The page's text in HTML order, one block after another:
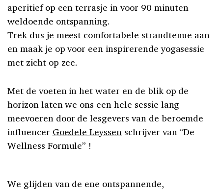
aperitief op een terrasje in voor 90 minuten
weldoende ontspanning.
Trek dus je meest comfortabele strandtenue aan
en maak je op voor een inspirerende yogasessie
met zicht op zee.
Met de voeten in het water en de blik op de
horizon laten we ons een hele sessie lang
meevoeren door de lesgevers van de beroemde
influencer Goedele Leyssen schrijver van “De
Wellness Formule” !
We glijden van de ene ontspannende,